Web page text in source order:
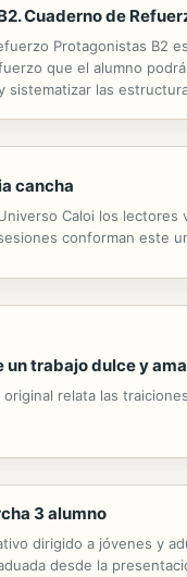
Cuaderno de
Protagonistas B2
que el alumno
sistematizar las
cancha
Caloi los
conforman este
un trabajo dulce y
original relata las
3 alumno
dirigido a jóvenes y
desde la